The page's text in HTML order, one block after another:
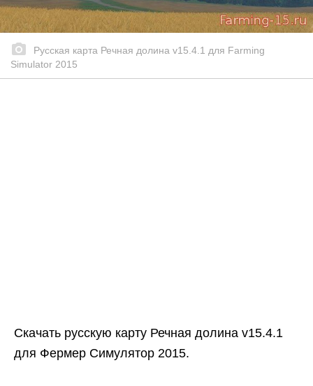
Русская карта Речная долина v15.4.1 для Farming
Simulator 2015
Скачать русскую карту Речная долина v15.4.1
для Фермер Симулятор 2015.